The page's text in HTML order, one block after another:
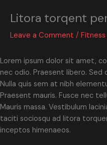
Litora torqent
Leave a Comment / Fitness
Lorem ipsum dolor sit amet,
nec odio. Praesent libero. Sed
Nulla quis sem at nibh
Praesent mauris. Fusce nec
Mauris massa. Vestibulum
taciti sociosqu ad litora
inceptos himenaeos.